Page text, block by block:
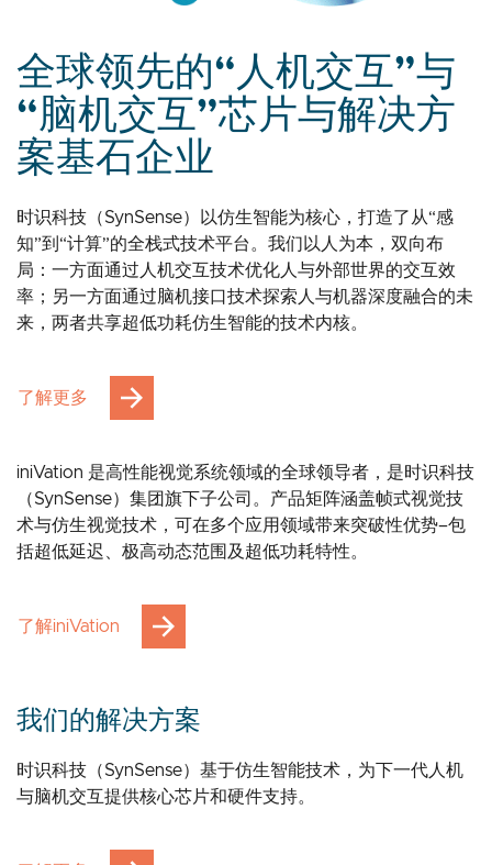
全球领先的“人机交互”与
“脑机交互”芯片与解决方
案基石企业
时识科技（SynSense）以仿生智能为核心，打造了从“感
知”到“计算”的全栈式技术平台。我们以人为本，双向布
局：一方面通过人机交互技术优化人与外部世界的交互效
率；另一方面通过脑机接口技术探索人与机器深度融合的未
来，两者共享超低功耗仿生智能的技术内核。
了解更多
iniVation 是高性能视觉系统领域的全球领导者，是时识科技
（SynSense）集团旗下子公司。产品矩阵涵盖帧式视觉技
术与仿生视觉技术，可在多个应用领域带来突破性优势–包
括超低延迟、极高动态范围及超低功耗特性。
了解iniVation
我们的解决方案
时识科技（SynSense）基于仿生智能技术，为下一代人机
与脑机交互提供核心芯片和硬件支持。